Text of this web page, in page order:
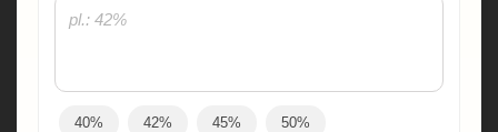
40% 42% 45% 50%